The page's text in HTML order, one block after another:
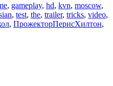
, gameplay, hd, kvn, moscow,
, test, the, trailer, tricks, video,
, ПрожекторПерисХилтон,